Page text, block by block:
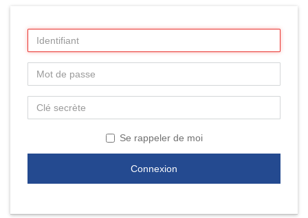
Se rappeler de moi
Connexion